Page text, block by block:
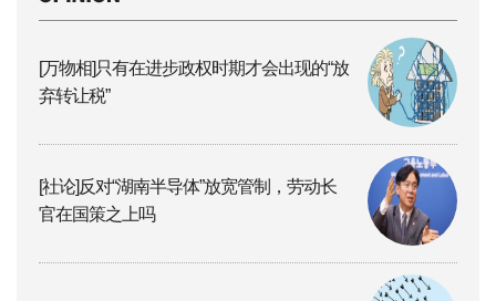
[万物相]只有在进步政权时期才会出现的“放
弃转让税”
[社论]反对“湖南半导体”放宽管制，劳动长
官在国策之上吗